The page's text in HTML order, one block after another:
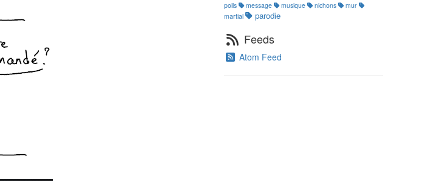
poils message musique nichons
mur
martial
parodie
Feeds
Atom Feed